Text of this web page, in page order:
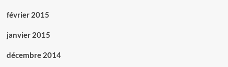
février 2015
janvier 2015
décembre 2014